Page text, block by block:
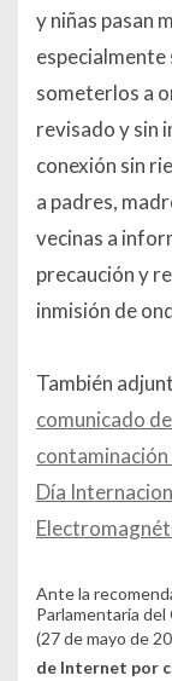
y niñas pasan
especialmente
someterlos a
revisado y sin
conexión sin
a padres,
vecinas a
precaución y
inmisión de
También
comunicado
Día
Ante la
Parlamentaria del
(27 de mayo de
de Internet por